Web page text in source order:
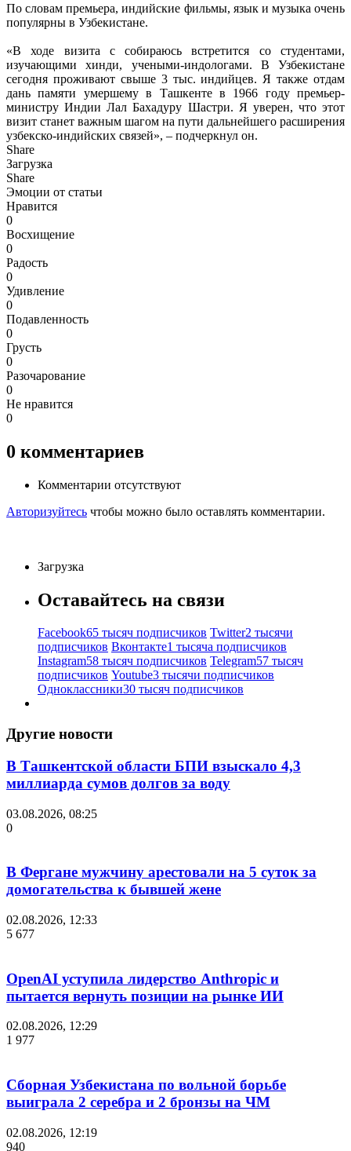
По словам премьера, индийские фильмы, язык и музыка очень
популярны в Узбекистане.
«В ходе визита с собираюсь встретится со студентами,
изучающими хинди, учеными-индологами. В Узбекистане
сегодня проживают свыше 3 тыс. индийцев. Я также отдам
дань памяти умершему в Ташкенте в 1966 году премьер-
министру Индии Лал Бахадуру Шастри. Я уверен, что этот
визит станет важным шагом на пути дальнейшего расширения
узбекско-индийских связей», – подчеркнул он.
Share
Загрузка
Share
Эмоции от статьи
Нравится
0
Восхищение
0
Радость
0
Удивление
0
Подавленность
0
Грусть
0
Разочарование
0
Не нравится
0
0 комментариев
Комментарии отсутствуют
Авторизуйтесь чтобы можно было оставлять комментарии.
Загрузка
Оставайтесь на связи
Facebook65 тысяч подписчиков Twitter2 тысячи
подписчиков Вконтакте1 тысяча подписчиков
Instagram58 тысяч подписчиков Telegram57 тысяч
подписчиков Youtube3 тысячи подписчиков
Одноклассники30 тысяч подписчиков
Другие новости
В Ташкентской области БПИ взыскало 4,3
миллиарда сумов долгов за воду
03.08.2026, 08:25
0
В Фергане мужчину арестовали на 5 суток за
домогательства к бывшей жене
02.08.2026, 12:33
5 677
OpenAI уступила лидерство Anthropic и
пытается вернуть позиции на рынке ИИ
02.08.2026, 12:29
1 977
Сборная Узбекистана по вольной борьбе
выиграла 2 серебра и 2 бронзы на ЧМ
02.08.2026, 12:19
940